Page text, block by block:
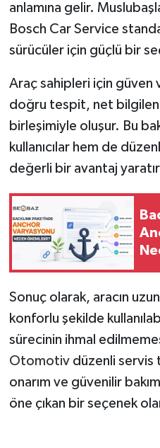
anlamına gelir.
Bosch Car Service
sürücüler için güçlü bir
Araç sahipleri için güven
doğru tespit, net
birleşimiyle oluşur. Bu
kullanıcılar hem de
değerli bir avantaj
Sonuç olarak, aracın
konforlu şekilde
sürecinin ihmal
Otomotivdüzenli servis
onarım ve güvenilir
öne çıkan bir seçenek